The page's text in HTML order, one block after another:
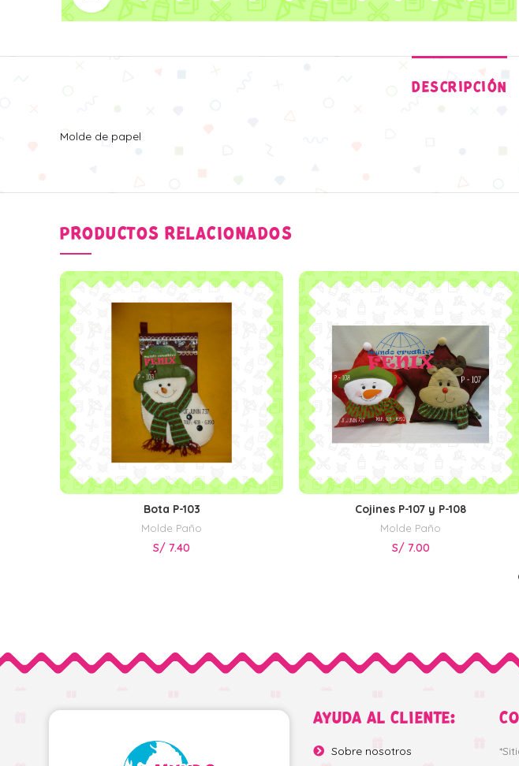
DESCRIPCIÓN
Molde de papel
PRODUCTOS RELACIONADOS
AÑADIR AL CARRITO
Bota P-103
Molde Paño
S/ 7.40
AÑADIR AL CARRITO
Cojines P-107 y P-108
Molde Paño
S/7.00
AYUDA AL CLIENTE:
Sobre nosotros